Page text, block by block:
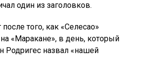
один из заголовков.
того, как «Селесао»
«Маракане», в день, который
Родригес назвал «нашей